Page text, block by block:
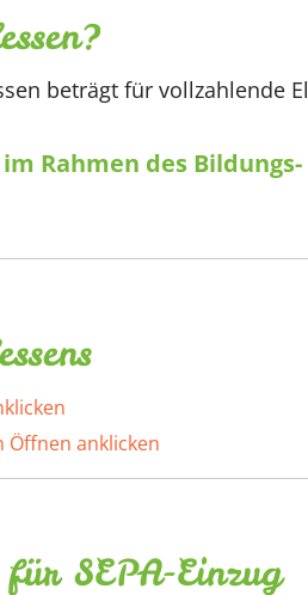
beträgt für vollzahlende
Rahmen des
SEPA-Einzug